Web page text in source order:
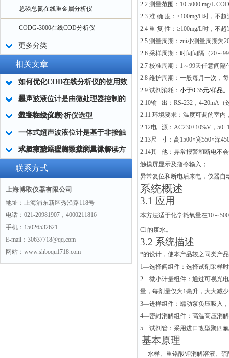
总磷总氮在线重金属分析仪
CODG-3000在线COD分析仪
更多分类
相关文章
如何优化COD在线分析仪的使用效
果？
超声波液位计是由微处理器控制的
数字物位仪表
工业在线pH分析仪选型
一体式超声波液位计是基于非接触
式超声波原理的工业测量设备
水质微型站监测数据的具体解读方
法
联系方式
上海博取仪器有限公司
地址：上海浦东新区秀沿路118号
电话：021-20981907，4000211816
手机：15026532621
E-mail：30637718@qq.com
网站：www.shboqu1718.com
2.2 测量范围：10-5000 mg/L
2.3 准 确 度：≥100mg/L时，不
2.4 重 复 性：≥100mg/L时，不
2.5 测量周期：zui小测量周期为
2.6 采样周期：时间间隔（20～
2.7 校准周期：1～99天任意间隔
2.8 维护周期：一般每月一次，
2.9 试剂消耗： 小于0.35元/样品。
2.10输 出：RS-232，4-20mA（
2.11 环境要求：温度可调的室内
2.12电 源：AC230±10%V，
2.13尺 寸：高1500×宽550×深
2.14其 他：异常报警和断电不
触摸屏显示及指令输入；
异常复位和断电后来电，仪器自
系统概述
3.1 应用
本方法适于化学耗氧量在10～
Cl-的废水。
3.2 系统描述
*的设计，使本产品较之同类产
1—选择阀组件：选择试剂采样
2—微小计量组件：通过可视光
量，每剂量仅为1毫升，大大减
3—进样组件：蠕动泵负压吸入
4—密封消解组件：高温高压消
5—试剂管：采用进口改型聚四
基本原理
水样、重铬酸钾消解溶液、硫